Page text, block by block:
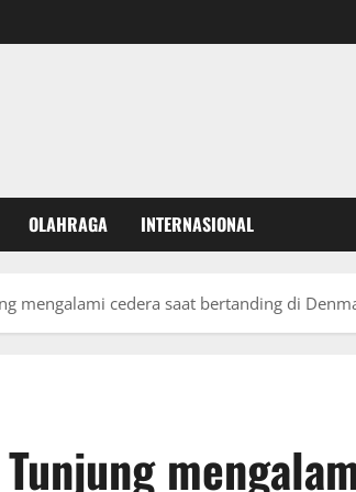
OLAHRAGA INTERNASIONAL
mengalami cedera saat bertanding di